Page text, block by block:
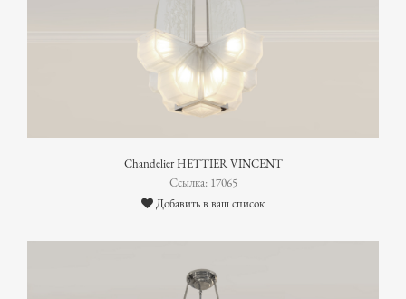
Chandelier HETTIER VINCENT
Ссылка: 17065
Добавить в ваш список